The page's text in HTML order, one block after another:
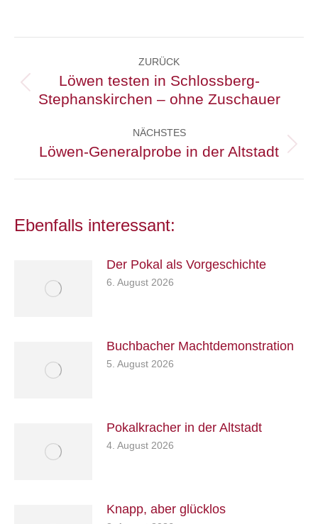
ZURÜCK
Vorheriger
Beitrag:
Löwen testen in Schlossberg-
Stephanskirchen – ohne Zuschauer
NÄCHSTES
Nächster
Löwen-Generalprobe in der Altstadt
Ebenfalls interessant:
Der Pokal als Vorgeschichte
6. August 2026
Buchbacher Machtdemonstration
5. August 2026
Pokalkracher in der Altstadt
4. August 2026
Knapp, aber glücklos